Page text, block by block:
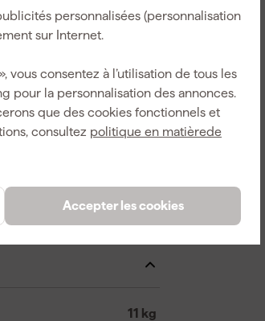
personnalisées (personnalisation
sur Internet.
vous consentez à l’utilisation de tous les
pour la personnalisation des annonces.
que des cookies fonctionnels et
consultez politique en matièrede
Accepter les cookies
336 mm
VC005GLL201X
11 kg